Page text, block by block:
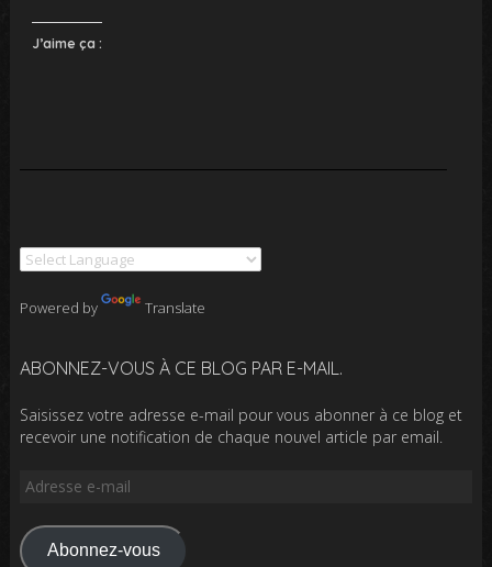
J’aime ça :
Powered by Translate
ABONNEZ-VOUS À CE BLOG PAR E-MAIL.
Saisissez votre adresse e-mail pour vous abonner à ce blog et
recevoir une notification de chaque nouvel article par email.
Adresse
mail
Abonnez-vous